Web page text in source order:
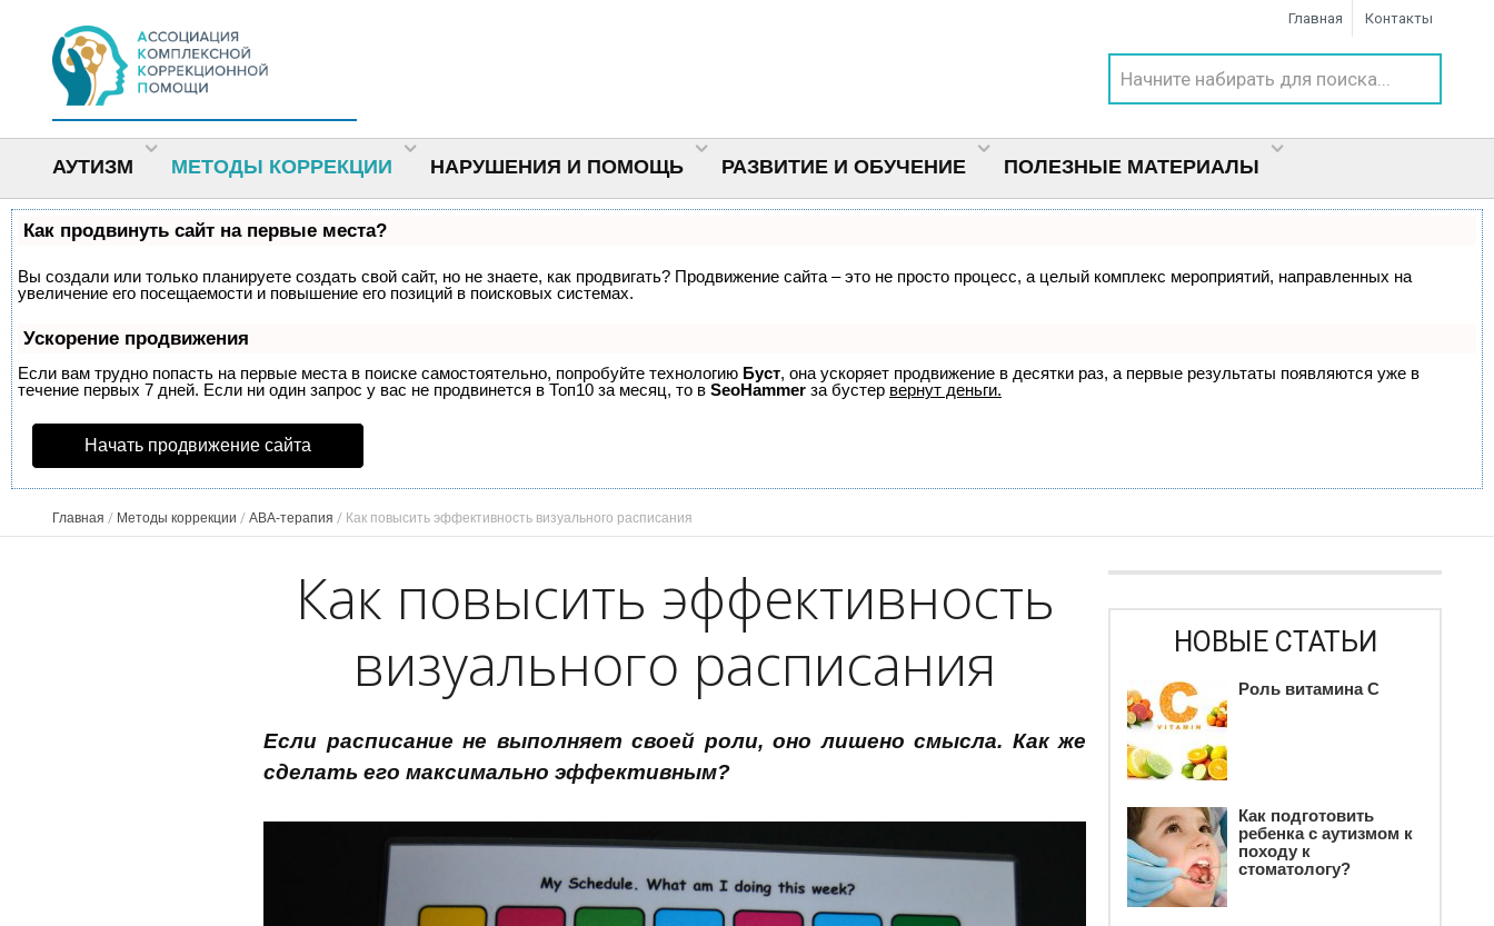
Главная Контакты
АУТИЗМ МЕТОДЫ КОРРЕКЦИИ НАРУШЕНИЯ И ПОМОЩЬ РАЗВИТИЕ И ОБУЧЕНИЕ ПОЛЕЗНЫЕ МАТЕРИАЛЫ
Как продвинуть сайт на первые места?
Вы создали или только планируете создать свой сайт, но не знаете, как продвигать? Продвижение сайта – это не просто процесс, а целый комплекс мероприятий, направленных на
увеличение его посещаемости и повышение его позиций в поисковых системах.
Ускорение продвижения
Если вам трудно попасть на первые места в поиске самостоятельно, попробуйте технологию Буст, она ускоряет продвижение в десятки раз, а первые результаты появляются уже в
течение первых 7 дней. Если ни один запрос у вас не продвинется в Топ10 за месяц, то в SeoHammer за бустер вернут деньги.
Начать продвижение сайта
Главная / Методы коррекции / ABA-терапия / Как повысить эффективность визуального расписания
Как повысить эффективность
визуального расписания
Если расписание не выполняет своей роли, оно лишено смысла. Как же
сделать его максимально эффективным?
НОВЫЕ СТАТЬИ
Роль витамина С
Как подготовить
ребенка c аутизмом к
походу к
стоматологу?